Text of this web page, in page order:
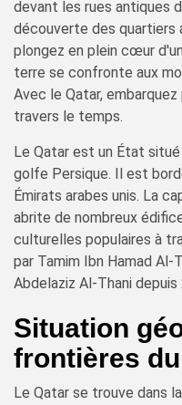
devant les rues antiques
découverte des quartiers
plongez en plein cœur
terre se confronte aux
Avec le Qatar,
travers le temps.
Le Qatar est un État situé
golfe Persique. Il est
Émirats arabes unis. La
abrite de nombreux
culturelles populaires à
par Tamim Ibn Hamad Al-
Abdelaziz Al-Thani depuis
Situation
frontières
Le Qatar se trouve dans